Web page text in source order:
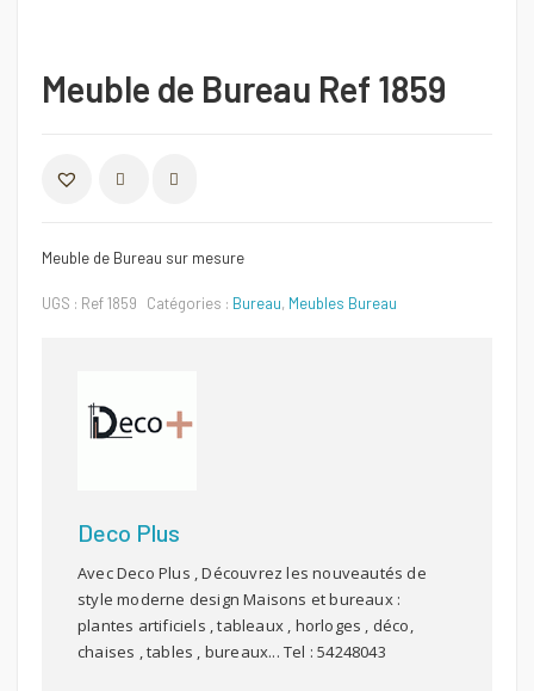
Meuble de Bureau Ref 1859
Meuble de Bureau sur mesure
UGS : Ref 1859 Catégories : Bureau, Meubles Bureau
Deco Plus
Avec Deco Plus , Découvrez les nouveautés de
style moderne design Maisons et bureaux :
plantes artificiels , tableaux , horloges , déco,
chaises , tables , bureaux... Tel : 54248043